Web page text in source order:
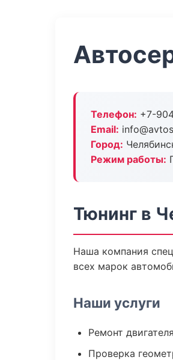
Телефон: +7-
Email:
Город:
Режим работы:
Тюнинг в
Наша компания
всех марок
Наши услуги
Ремонт двигателя
Проверка